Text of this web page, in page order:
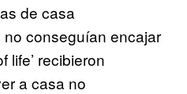
de casa
conseguían encajar
life’ recibieron
a casa no